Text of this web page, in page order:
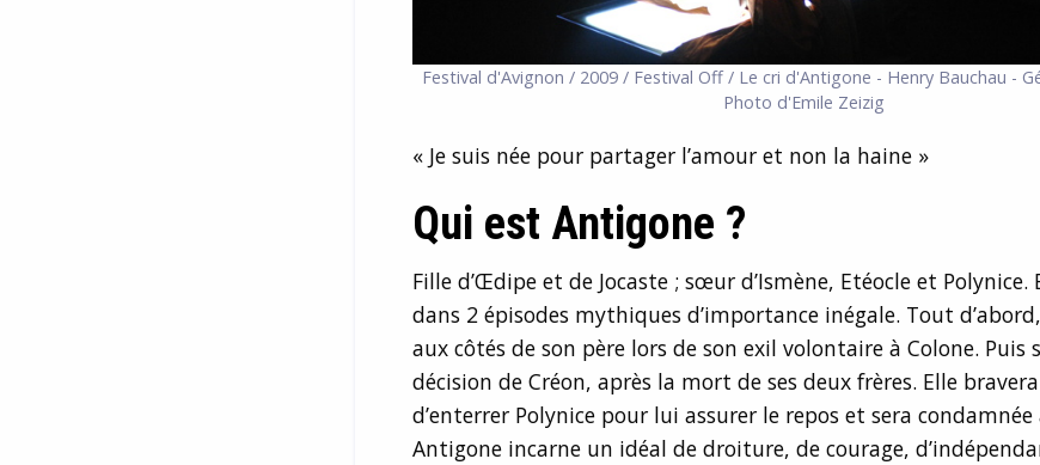
Festival d'Avignon / 2009 / Festival Off / Le cri d'Antigone - Henry Bauchau -
Photo d'Emile Zeizig
« Je suis née pour partager l’amour et non la haine »
Qui est Antigone ?
Fille d’Œdipe et de Jocaste ; sœur d’Ismène, Etéocle et
dans 2 épisodes mythiques d’importance inégale. Tout
aux côtés de son père lors de son exil volontaire à Colone. Puis
décision de Créon, après la mort de ses deux frères. Elle
d’enterrer Polynice pour lui assurer le repos et sera
Antigone incarne un idéal de droiture, de courage,